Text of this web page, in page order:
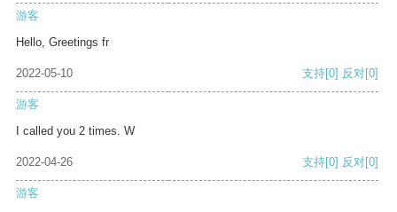
游客
Hello, Greetings fr
2022-05-10 支持[0] 反对[0]
游客
I called you 2 times. W
2022-04-26 支持[0] 反对[0]
游客